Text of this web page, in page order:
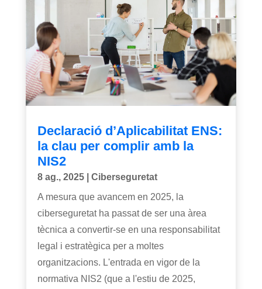
Declaració d’Aplicabilitat ENS:
la clau per complir amb la
NIS2
8 ag., 2025| Ciberseguretat
A mesura que avancem en 2025, la
ciberseguretat ha passat de ser una àrea
tècnica a convertir-se en una responsabilitat
legal i estratègica per a moltes
organitzacions. L'entrada en vigor de la
normativa NIS2 (que a l'estiu de 2025,